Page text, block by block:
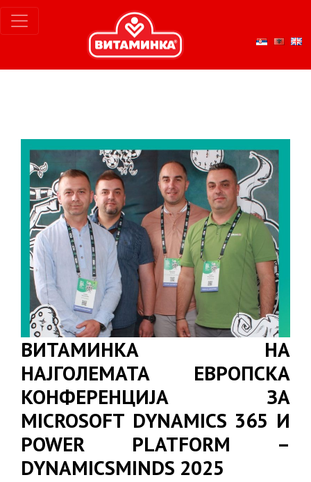
ВИТАМИНКА НА
НАЈГОЛЕМАТА ЕВРОПСКА
КОНФЕРЕНЦИЈА ЗА
MICROSOFT DYNAMICS 365 И
POWER PLATFORM –
DYNAMICSMINDS 2025